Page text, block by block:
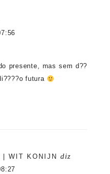
presente, mas sem d??
futura
| WIT KONIJN diz